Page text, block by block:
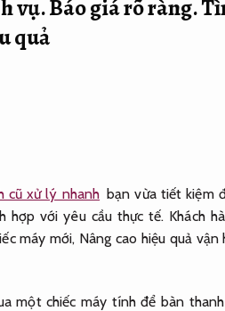
vụ.Báo giá rõ ràng.
quả
cũ xử lý nhanh bạn vừa tiết kiệm
hợp với yêu cầu thực tế. Khách
máy mới, Nâng cao hiệu quả vận
một chiếc máy tính để bàn